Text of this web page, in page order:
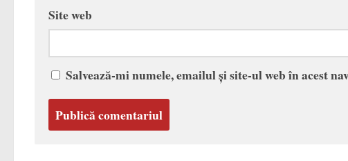
Site web
Salvează-mi numele, emailul și site-ul web în acest